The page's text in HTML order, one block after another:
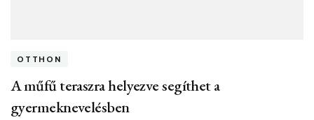
OTTHON
A műfű teraszra helyezve segíthet a
gyermeknevelésben